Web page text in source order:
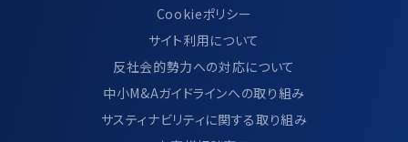
当サイトのご利用方法につきましては、別
ページ「 サイトのご利用について」に記載し
ております。
https://www.ma-cp.com/terms-of-
Cookieポリシー
サイト利用について
反社会的勢力への対応について
中小M&Aガイドラインへの取り組み
サスティナビリティに関する取り組み